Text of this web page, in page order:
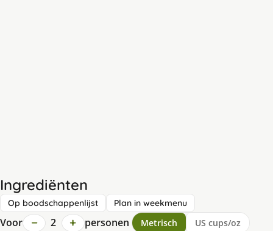
Ingrediënten
Op boodschappenlijst Plan in weekmenu
Voor − 2 + personen Metrisch US cups/oz